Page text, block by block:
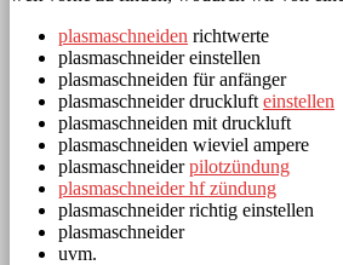
plasmaschneiden richtwerte
plasmaschneider einstellen
plasmaschneiden für anfänger
plasmaschneider druckluft einstellen
plasmaschneiden mit druckluft
plasmaschneiden wieviel ampere
plasmaschneiderpilotzündung
plasmaschneider hf zündung
plasmaschneider richtig einstellen
plasmaschneider
uvm.